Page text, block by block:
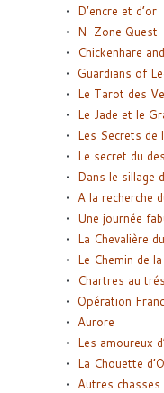
D’encre et d’or
N-Zone Quest
Chickenhare
Guardians of
Le Tarot des
Le Jade et le
Les Secrets de
Le secret du
Dans le sillage
A la recherche
Une journée
La Chevalière
Le Chemin de
Chartres au
Opération
Aurore
Les amoureux
La Chouette
Autres